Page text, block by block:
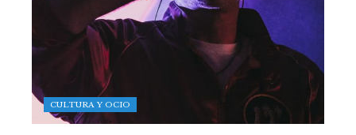
CULTURA Y OCIO